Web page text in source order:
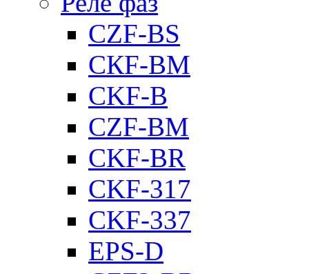
CZF-BS
CКF-BM
CKF-B
CZF-BM
CKF-BR
CKF-317
CKF-337
EPS-D